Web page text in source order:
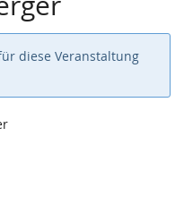
diese Veranstaltung